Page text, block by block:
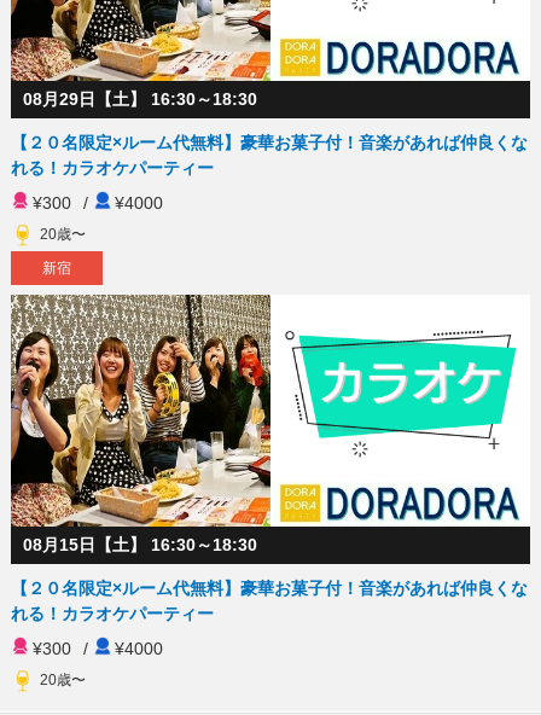
08月29日【土】 16:30～18:30
【２０名限定×ルーム代無料】豪華お菓子付！音楽があれば仲良くな
れる！カラオケパーティー
¥300
/ ¥4000
20歳〜
新宿
08月15日【土】 16:30～18:30
【２０名限定×ルーム代無料】豪華お菓子付！音楽があれば仲良くな
れる！カラオケパーティー
¥300
/ ¥4000
20歳〜